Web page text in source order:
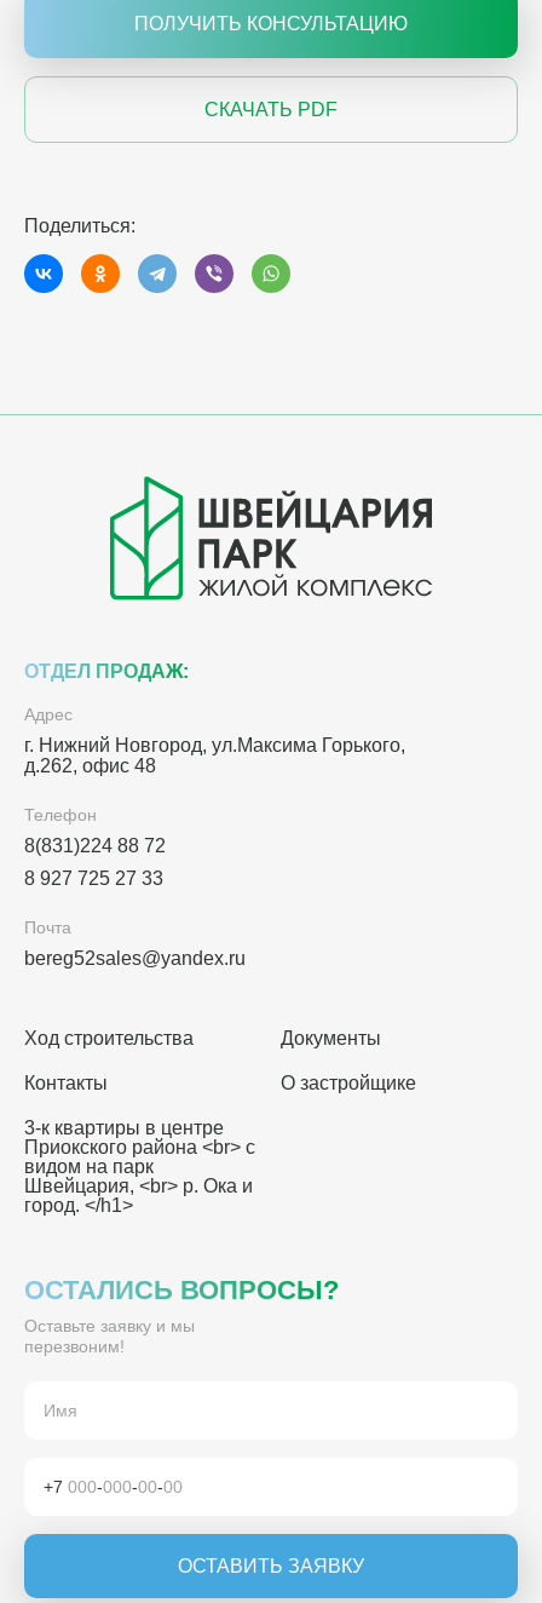
ПОЛУЧИТЬ КОНСУЛЬТАЦИЮ
СКАЧАТЬ PDF
Поделиться:
ОТДЕЛ ПРОДАЖ:
Адрес
г. Нижний Новгород, ул.Максима Горького,
д.262, офис 48
Телефон
8(831)224 88 72
8 927 725 27 33
Почта
bereg52sales@yandex.ru
Ход строительства Документы
Контакты О застройщике
3-к квартиры в центре
Приокского района <br> с
видом на парк
Швейцария, <br> р. Ока и
город. </h1>
ОСТАЛИСЬ ВОПРОСЫ?
Оставьте заявку и мы
перезвоним!
+7 000-000-00-00
ОСТАВИТЬ ЗАЯВКУ